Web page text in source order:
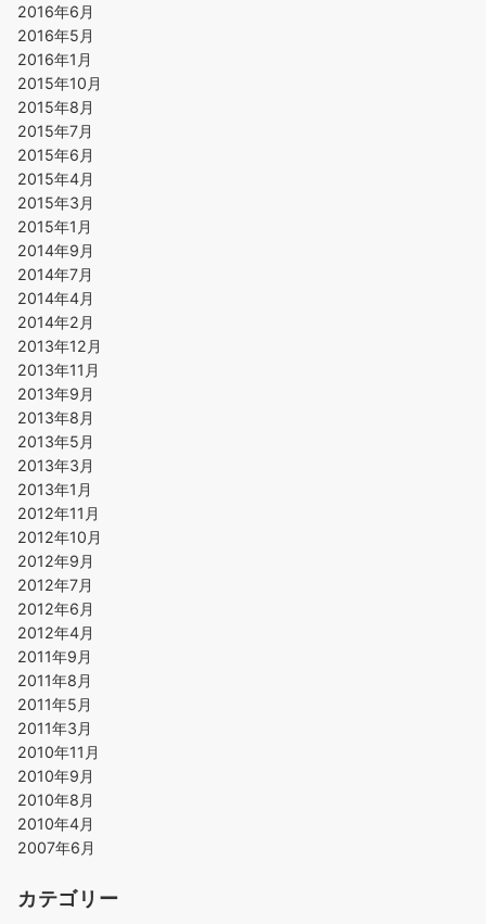
2016年6月
2016年5月
2016年1月
2015年10月
2015年8月
2015年7月
2015年6月
2015年4月
2015年3月
2015年1月
2014年9月
2014年7月
2014年4月
2014年2月
2013年12月
2013年11月
2013年9月
2013年8月
2013年5月
2013年3月
2013年1月
2012年11月
2012年10月
2012年9月
2012年7月
2012年6月
2012年4月
2011年9月
2011年8月
2011年5月
2011年3月
2010年11月
2010年9月
2010年8月
2010年4月
2007年6月
カテゴリー